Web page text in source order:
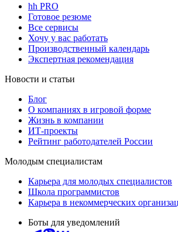
hh PRO
Готовое резюме
Все сервисы
Хочу у вас работать
Производственный календарь
Экспертная рекомендация
Новости и статьи
Блог
О компаниях в игровой форме
Жизнь в компании
ИТ-проекты
Рейтинг работодателей России
Молодым специалистам
Карьера для молодых специалистов
Школа программистов
Карьера в некоммерческих
Боты для уведомлений